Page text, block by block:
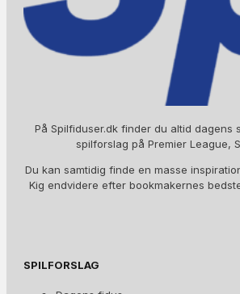
På Spilfiduser.dk finder du altid
spilforslag på Premier League,
Du kan samtidig finde en masse
Kig endvidere efter bookmakernes
SPILFORSLAG